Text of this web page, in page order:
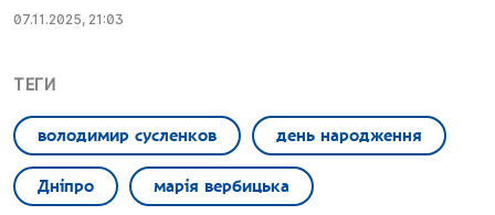
07.11.2025, 21:03
ТЕГИ
володимир сусленков день народження
Дніпро марія вербицька